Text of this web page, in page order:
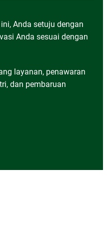
Anda setuju dengan
Anda sesuai dengan
layanan, penawaran
dan pembaruan